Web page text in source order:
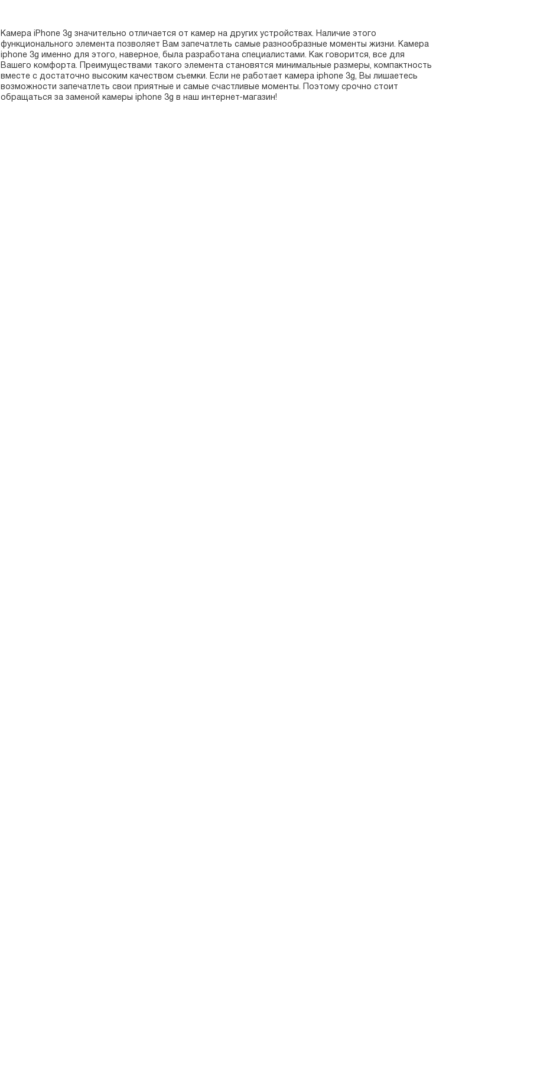
Камера iPhone 3g значительно отличается от камер на других устройствах. Наличие этого
функционального элемента позволяет Вам запечатлеть самые разнообразные моменты жизни. Камера
iphone 3g именно для этого, наверное, была разработана специалистами. Как говорится, все для
Вашего комфорта. Преимуществами такого элемента становятся минимальные размеры, компактность
вместе с достаточно высоким качеством съемки. Если не работает камера iphone 3g, Вы лишаетесь
возможности запечатлеть свои приятные и самые счастливые моменты. Поэтому срочно стоит
обращаться за заменой камеры iphone 3g в наш интернет-магазин!